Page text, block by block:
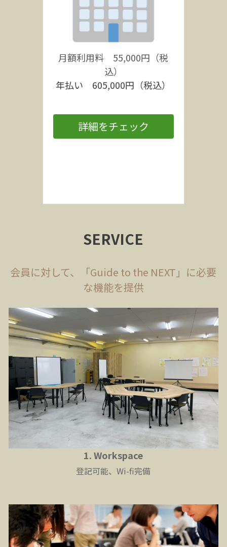
月額利用料　55,000円（税
込）
年払い　605,000円（税込）
詳細をチェック
SERVICE
会員に対して、「Guide to the NEXT」に必要
な機能を提供
1. Workspace
登記可能、Wi-fi完備